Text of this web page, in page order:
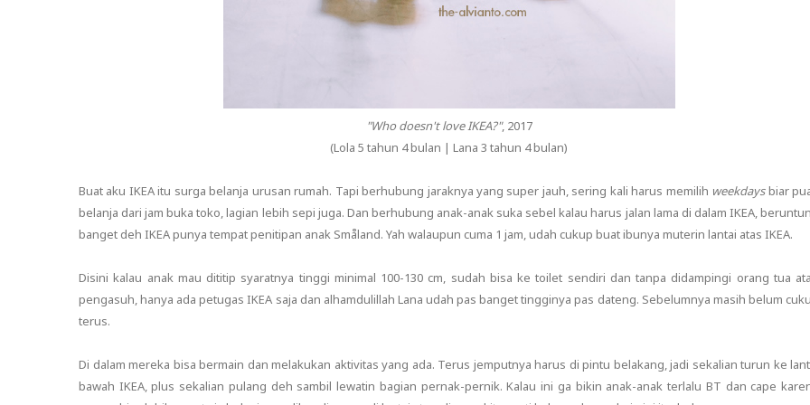
"Who doesn't love IKEA?", 2017
(Lola 5 tahun 4 bulan | Lana 3 tahun 4 bulan)
Buat aku IKEA itu surga belanja urusan rumah. Tapi berhubung jaraknya yang super jauh, sering kali harus memilih weekdaysbiar
belanja dari jam buka toko, lagian lebih sepi juga. Dan berhubung anak-anak suka sebel kalau harus jalan lama di dalam IKEA,
banget deh IKEA punya tempat penitipan anak Småland. Yah walaupun cuma 1 jam, udah cukup buat ibunya muterin lantai atas IKEA.
Disini kalau anak mau dititip syaratnya tinggi minimal 100-130 cm, sudah bisa ke toilet sendiri dan tanpa didampingi orang tua
pengasuh, hanya ada petugas IKEA saja dan alhamdulillah Lana udah pas banget tingginya pas dateng. Sebelumnya masih belum
terus.
Di dalam mereka bisa bermain dan melakukan aktivitas yang ada. Terus jemputnya harus di pintu belakang, jadi sekalian turun ke
bawah IKEA, plus sekalian pulang deh sambil lewatin bagian pernak-pernik. Kalau ini ga bikin anak-anak terlalu BT dan cape